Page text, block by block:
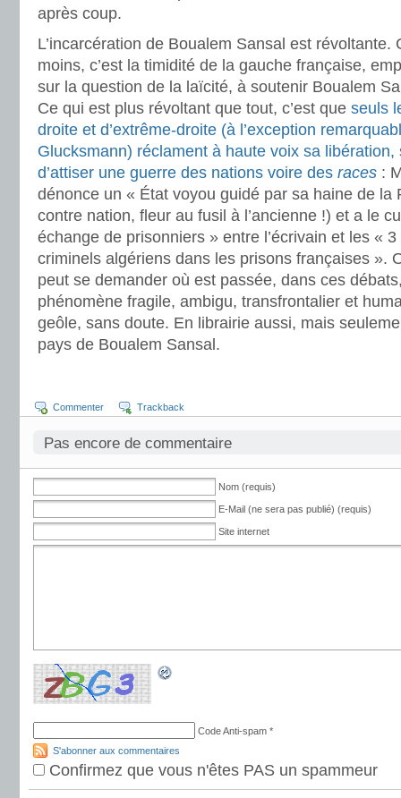
après coup.
L’incarcération de Boualem Sansal est révoltante.
moins, c’est la timidité de la gauche française,
sur la question de la laïcité, à soutenir Boualem
Ce qui est plus révoltant que tout, c’est que seuls
droite et d’extrême-droite (à l’exception
Glucksmann) réclament à haute voix sa libération,
d’attiser une guerre des nations voire des races :
dénonce un « État voyou guidé par sa haine de la
contre nation, fleur au fusil à l’ancienne !) et a le
échange de prisonniers » entre l’écrivain et les «
criminels algériens dans les prisons françaises ».
peut se demander où est passée, dans ces
phénomène fragile, ambigu, transfrontalier et
geôle, sans doute. En librairie aussi, mais
pays de Boualem Sansal.
Commenter Trackback
Pas encore de commentaire
Nom (requis)
E-Mail (ne sera pas publié) (requis)
Site internet
Code Anti-spam *
S'abonner aux commentaires
Confirmez que vous n'êtes PAS un spammeur